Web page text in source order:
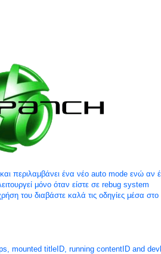
περιλαμβάνει ένα νέο auto mode ενώ αν
μόνο όταν είστε σε rebug system
του διαβάστε καλά τις οδηγίες μέσα στο
mounted titleID, running contentID and